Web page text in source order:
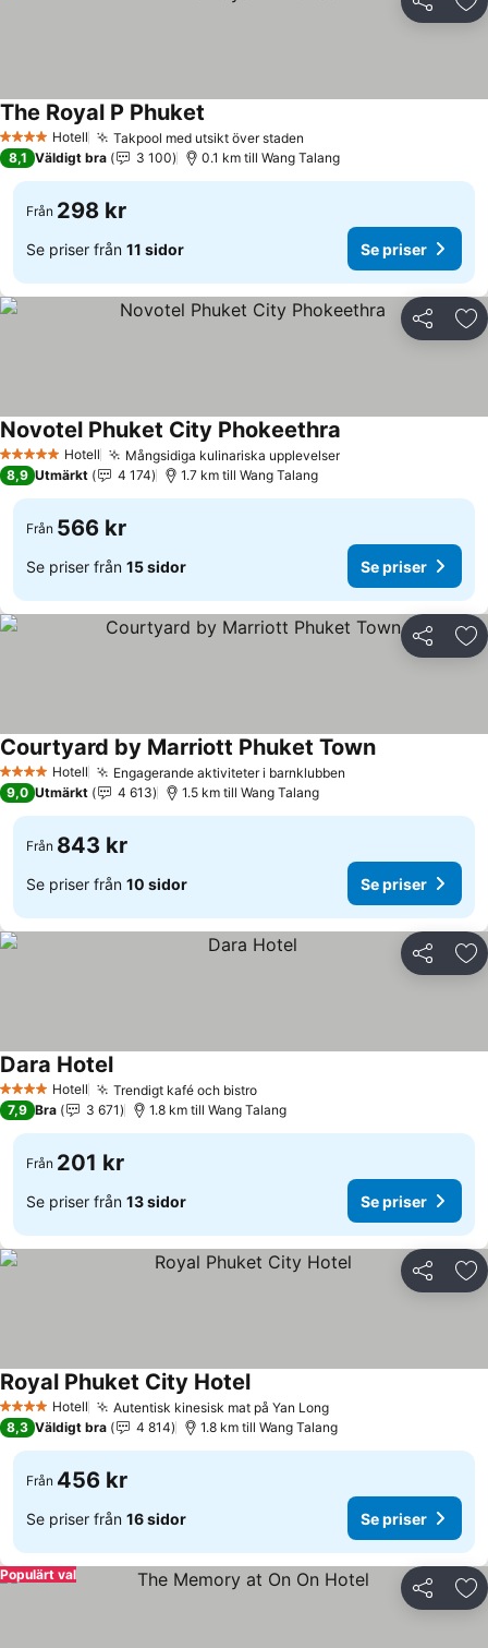
Dela
4 StjärnorHotell Takpool med utsikt över staden
The Royal P Phuket
8,1 Väldigt bra 3 100 0.1 km till Wang Talang
Från 298 kr
Se priser från 11 sidor Se priser
Dela
5 Stjärnor Hotell Mångsidiga kulinariska upplevelser
Novotel Phuket City Phokeethra
8,9 Utmärkt 4 174 1.7 km till Wang Talang
Från 566 kr
Se priser från 15 sidor Se priser
Dela
4 StjärnorHotell Engagerande aktiviteter i barnklubben
Courtyard by Marriott Phuket Town
9,0 Utmärkt 4 613 1.5 km till Wang Talang
Från 843 kr
Se priser från 10 sidor Se priser
Dela
4 StjärnorHotell Trendigt kafé och bistro
Dara Hotel
7,9 Bra 3 671 1.8 km till Wang Talang
Från 201 kr
Se priser från 13 sidor Se priser
Dela
4 StjärnorHotell Autentisk kinesisk mat på Yan Long
Royal Phuket City Hotel
8,3 Väldigt bra 4 814 1.8 km till Wang Talang
Från 456 kr
Se priser från 16 sidor Se priser
Dela
Populärt val